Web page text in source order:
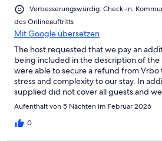
Verbesserungswürdig: Check-in,
des Onlineauftritts
Mit Google übersetzen
The host requested that we pay an
being included in the description of
were able to secure a refund from
stress and complexity to our stay. In
supplied did not cover all guests and
I.e. bath mats or hand towels rather
we had to purchase our own, another
Aufenthalt von 5 Nächten im Februar 2026
0